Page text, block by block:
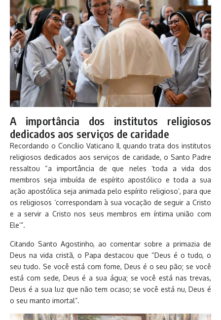
A importância dos institutos religiosos
dedicados aos serviços de caridade
Recordando o Concílio Vaticano II, quando trata dos institutos
religiosos dedicados aos serviços de caridade, o Santo Padre
ressaltou “a importância de que neles ‘toda a vida dos
membros seja imbuída de espírito apostólico e toda a sua
ação apostólica seja animada pelo espírito religioso’, para que
os religiosos ‘correspondam à sua vocação de seguir a Cristo
e a servir a Cristo nos seus membros em íntima união com
Ele’”.
Citando Santo Agostinho, ao comentar sobre a primazia de
Deus na vida cristã, o Papa destacou que “Deus é o tudo, o
seu tudo. Se você está com fome, Deus é o seu pão; se você
está com sede, Deus é a sua água; se você está nas trevas,
Deus é a sua luz que não tem ocaso; se você está nu, Deus é
o seu manto imortal”.